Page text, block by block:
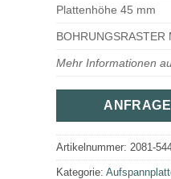
Plattenhöhe 45 mm
Mehr Informationen
ANFRAGE
Artikelnummer: 2081-
Kategorie: